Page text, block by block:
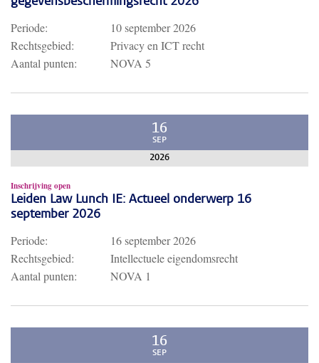
Periode:
10 september 2026
Rechtsgebied:
Privacy en ICT recht
Aantal punten:
NOVA 5
16
SEP
2026
Inschrijving open
Leiden Law Lunch IE: Actueel onderwerp 16
september 2026
Periode:
16 september 2026
Rechtsgebied:
Intellectuele eigendomsrecht
Aantal punten:
NOVA 1
16
SEP